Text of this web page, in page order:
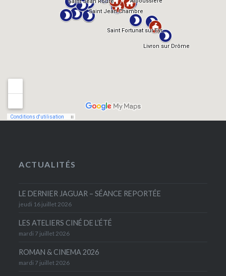
ACTUALITÉS
LE DERNIER JAGUAR – SÉANCE REPORTÉE
jeudi 16 juillet 2026
LES ATELIERS CINÉ DE L’ÉTÉ
mardi 7 juillet 2026
ROMAN & CINEMA 2026
mardi 7 juillet 2026